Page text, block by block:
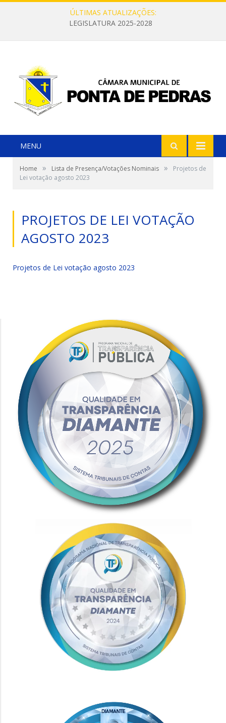
ÚLTIMAS ATUALIZAÇÕES:
LEGISLATURA 2025-2028
MENU
Home » Lista de Presença/Votações Nominais »
Projetos de
Lei votação agosto 2023
PROJETOS DE LEI VOTAÇÃO
AGOSTO 2023
Projetos de Lei votação agosto 2023